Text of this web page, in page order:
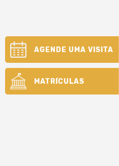
AGENDE UMA VISITA
MATRÍCULAS